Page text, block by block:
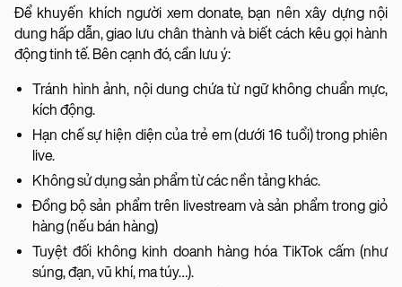
Để khuyến khích người xem donate, bạn nên xây dựng nội
dung hấp dẫn, giao lưu chân thành và biết cách kêu gọi hành
động tinh tế. Bên cạnh đó, cần lưu ý:
Tránh hình ảnh, nội dung chứa từ ngữ không chuẩn mực,
kích động.
Hạn chế sự hiện diện của trẻ em (dưới 16 tuổi) trong phiên
live.
Không sử dụng sản phẩm từ các nền tảng khác.
Đồng bộ sản phẩm trên livestream và sản phẩm trong giỏ
hàng (nếu bán hàng)
Tuyệt đối không kinh doanh hàng hóa TikTok cấm (như
súng, đạn, vũ khí, ma túy…).